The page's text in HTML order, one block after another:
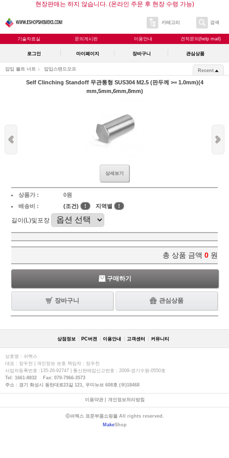
현장판매는 하지 않습니다. (온라인 주문 후 현장 수령 가능)
카테고리 검색
기술자료실 문의게시판 이용안내 견적문의(help mail)
로그인 마이페이지 장바구니 관심상품
압입 볼트 너트 압입스탠드오프 Recent
Self Clinching Standoff 무관통형 SUS304 M2.5 (판두께 >= 1.0mm)(4
mm,5mm,6mm,8mm)
상세보기
상품가 :
0원
배송비 :
(조건) ! 지역별 !
길이(L)및포장
총 상품 금액 0 원
구매하기
장바구니 관심상품
상점정보 PC버젼 이용안내 고객센터 커뮤니티
상호명 : 쉬멕스
대표 : 장우천 | 개인정보 보호 책임자 : 장우천
사업자등록번호 :135-26-92747 | 통신판매업신고번호 : 2009-경기수원-0550호
Tel: 1661-8832 Fax: 070-7966-3573
주소 : 경기 화성시 동탄대로23길 121, 우미뉴브 608호 (우)18468
이용약관| 개인정보처리방침
ⓒ쉬멕스 표준부품쇼핑몰 All rights reserved.
MakeShop